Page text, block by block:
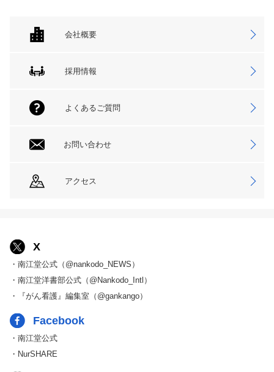
会社概要
採用情報
よくあるご質問
お問い合わせ
アクセス
X
・南江堂公式（@nankodo_NEWS）
・南江堂洋書部公式（@Nankodo_Intl）
・『がん看護』編集室（@gankango）
Facebook
・南江堂公式
・NurSHARE